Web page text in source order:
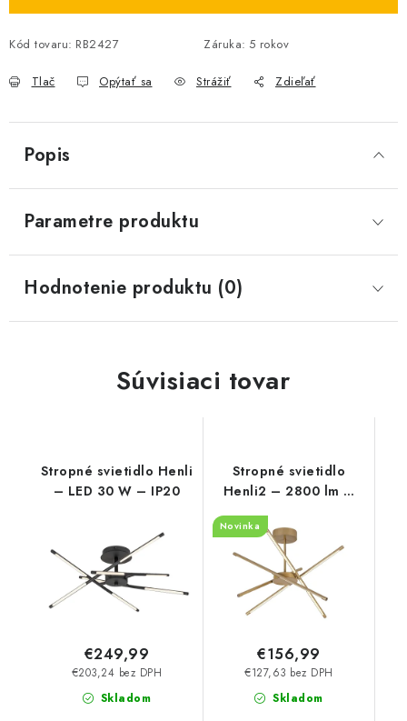
Kód tovaru: RB2427 Záruka: 5 rokov
Tlač Opýtať sa Strážiť Zdieľať
Popis
Parametre produktu
Hodnotenie produktu (0)
Súvisiaci tovar
Stropné svietidlo Henli
– LED 30 W – IP20
Skladom
€203,24 bez DPH
€249,99
Stropné svietidlo
Henli2 – 2800 lm –
3000 K – LED 40 W –
IP20
Novinka
Skladom
€127,63 bez DPH
€156,99